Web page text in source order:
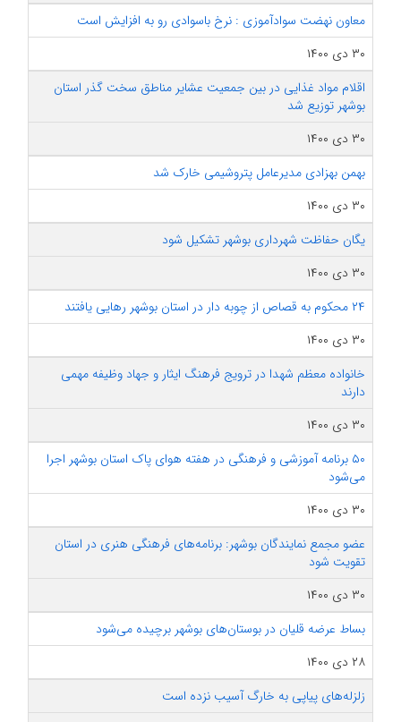
معاون نهضت سوادآموزی : نرخ باسوادی رو به افزایش است
۳۰ دی ۱۴۰۰
اقلام مواد غذایی در بین جمعیت عشایر مناطق سخت گذر استان
بوشهر توزیع شد
۳۰ دی ۱۴۰۰
بهمن بهزادی مدیرعامل پتروشیمی خارک شد
۳۰ دی ۱۴۰۰
یگان حفاظت شهرداری بوشهر تشکیل شود
۳۰ دی ۱۴۰۰
۲۴ محکوم به قصاص از چوبه دار ‌در استان بوشهر رهایی یافتند
۳۰ دی ۱۴۰۰
خانواده معظم شهدا در ترویج فرهنگ ایثار و جهاد وظیفه مهمی
دارند
۳۰ دی ۱۴۰۰
۵۰ برنامه آموزشی و فرهنگی در هفته هوای پاک استان بوشهر اجرا
می‌شود
۳۰ دی ۱۴۰۰
عضو مجمع نمایندگان بوشهر: برنامه‌های فرهنگی هنری در استان
تقویت شود
۳۰ دی ۱۴۰۰
بساط عرضه قلیان در بوستان‌های بوشهر برچیده می‌شود
۲۸ دی ۱۴۰۰
زلزله‌های پیاپی به خارگ آسیب نزده است